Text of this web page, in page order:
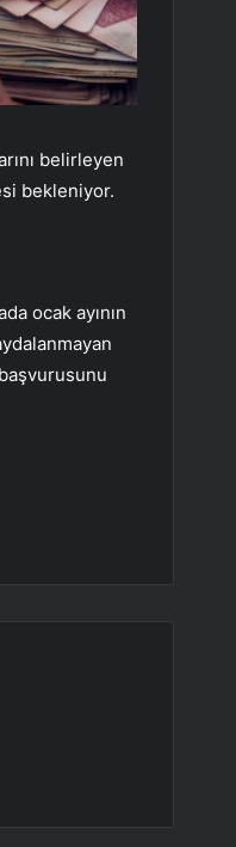
belirleyen
bekleniyor.
ocak ayının